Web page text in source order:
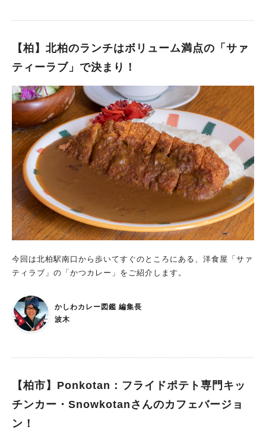
模様。 とにかく全部美味しい＋この品数で、満足すること間違
ベントが開催されています CafeまつばRさんは地元のコミュニ
ティカフェとして経営されているのもあり、 ランチ以外でもウ
色々なイベントを企画・開催されています。 イベントのスケジ
ュールも、ホームページで確認することができます。 また、自
分達でイベントを企画してCafeまつばRさんのスペースを利用す
ることも可能です。 地元で愛されている地域密着型のカフェと
して、非常に魅力的なお店。 ただ、近年はスタッフの高齢化が
進み、後継者不足が悩みの種だそう。 一緒にコミュニティカフ
ェを手伝っていただける方も絶賛募集中とのことです。 料理も
美味しく、地元住民の憩いの場となっているCafeまつばRさん。
曜日によって変わる絶品ランチをいただきつつ、 もし機会があ
れば、イベントに参加して地域の方々と触れ合ってみてはいかが
でしょうか？ CafeまつばRさんについて詳しく知りたい方はこ
ちら： https://amakism.com/gourmet-114/
ンカフェ＆バー。 2025年2月に改装され、リニューアルオープ
o】さんの姉妹店で、 CoCoLaboさんと同じメニュー＋αを楽し
むことができます。 店内は水色の壁で囲まれ、ハワイアンメロ
ディーが流れておりなんとも穏やかな雰囲気。 スペースも広め
で、落ち着いた空間でランチをゆっくり楽しめます。 2階にも多
くの座敷席がある模様で、さらにキッズスペースもあるとのこ
と。 キッズチェアも完備、ドリンク付きのキッズメニューも充
実しており、ファミリーフレンドリーなお店です。 ハワイアン
をウリにしたお店なので、もちろんハワイアンメニューが定番。
ガーリックシュリンプやロコモコなどのいわゆるハワイアンのほ
かにも、 ガパオライスやタコライスといった南国料理の取り扱
いがあります。 この他にもハワイといえば！のアサイーボウル
や、 ハワイのドーナツ・マラサダも取り扱っています。 曜日
によって閉店時間は異なりますが、 基本的に11時から夜までの
ーからアルコールまで、いつでも注文することができます。 そ
して8080さんならではのメニューが・・・和食！ 和定食やそれ
ドカフェ&バーとなっています。 ランチの人気メニューはロコ
モコ・ガーリックシュリンプ・チキンガーリックプレートなど
店員さん曰く、ロコモコやガーリックシュリンプ、チキンガーリ
登場しているから推しに違いないと思い、ガーリックシュリンプ
レートメニュー。 肉厚プリプリの海老にガーリックの匂いが香
ばしく、濃い目の味付けでご飯が進みます。 付け合わせの赤い
の酸味、トウガラシのスパイシーさが加わって、海老の甘味を引
【柏】北柏のランチはボリューム満点の「サァ
ティーラブ」で決まり！
今回は北柏駅南口から歩いてすぐのところにある、洋食屋「サァ
ティラブ」の「かつカレー」をご紹介します。
かしわカレー図鑑 編集長
波木
【柏市】Ponkotan：フライドポテト専門キッ
チンカー・Snowkotanさんのカフェバージョ
ン！